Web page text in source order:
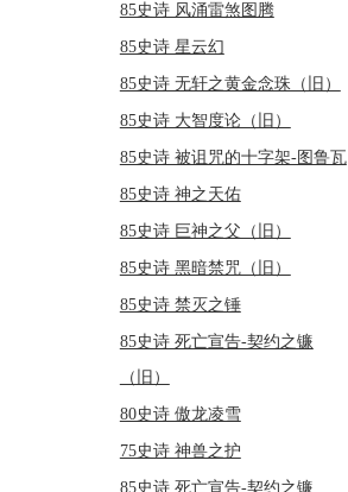
85史诗 风涌雷煞图腾
85史诗 星云幻
85史诗 无轩之黄金念珠（旧）
85史诗 大智度论（旧）
85史诗 被诅咒的十字架-图鲁瓦
85史诗 神之天佑
85史诗 巨神之父（旧）
85史诗 黑暗禁咒（旧）
85史诗 禁灭之锤
85史诗 死亡宣告-契约之镰
（旧）
80史诗 傲龙凌雪
75史诗 神兽之护
85史诗 死亡宣告-契约之镰